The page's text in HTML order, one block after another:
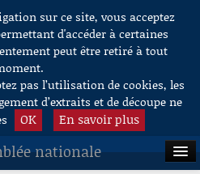
sur ce site, vous acceptez
d'accéder à certaines
peut être retiré à tout
pas l’utilisation de cookies, les
d’extraits et de découpe ne
OK En savoir plus
nationale